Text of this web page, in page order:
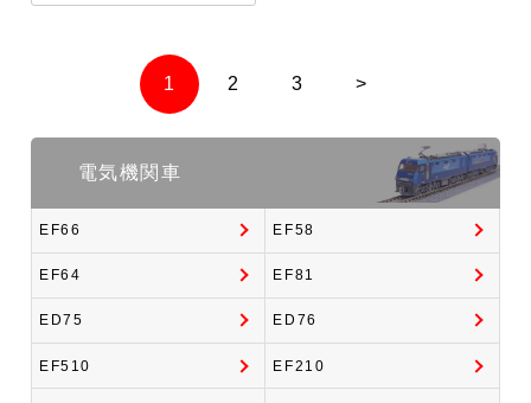
1 2 3 >
電気機関車
EF66 EF58
EF64 EF81
ED75 ED76
EF510 EF210